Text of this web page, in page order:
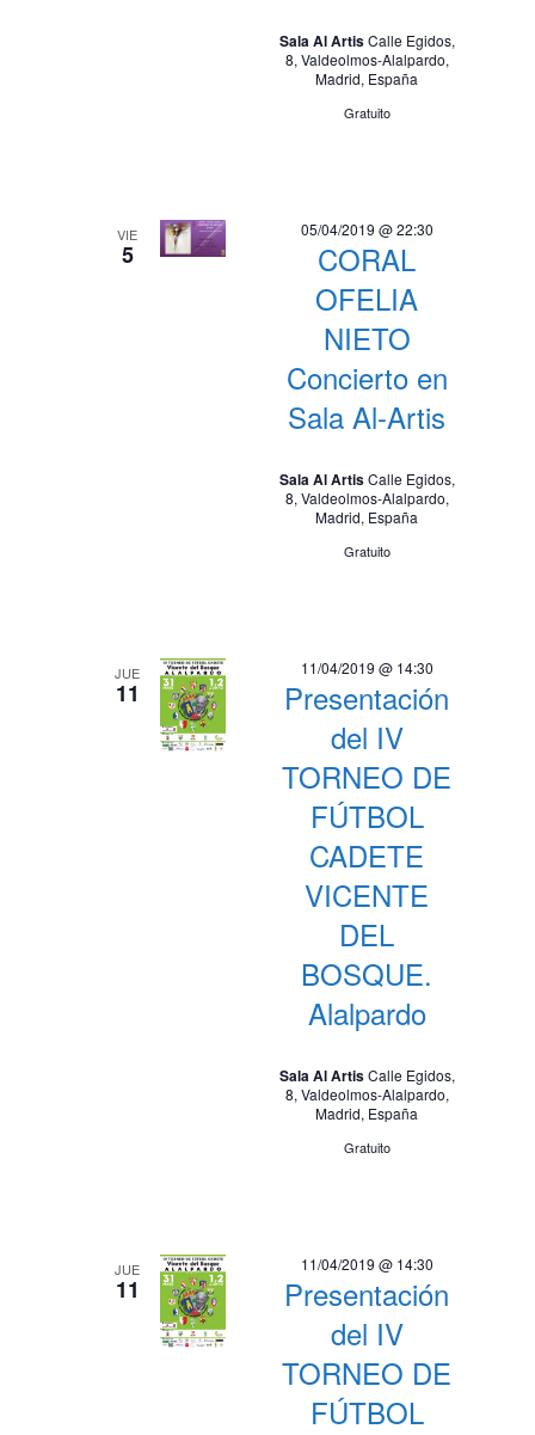
Sala Al ArtisCalle Egidos,
8, Valdeolmos-Alalpardo,
Madrid, España
Gratuito
VIE
5
CORAL
OFELIA
NIETO
Concierto en
Sala Al-Artis
05/04/2019 @ 22:30
Sala Al ArtisCalle Egidos,
8, Valdeolmos-Alalpardo,
Madrid, España
Gratuito
JUE
11
Presentación
del IV
TORNEO DE
FÚTBOL
CADETE
VICENTE
DEL
BOSQUE.
Alalpardo
11/04/2019 @ 14:30
Sala Al ArtisCalle Egidos,
8, Valdeolmos-Alalpardo,
Madrid, España
Gratuito
JUE
11
Presentación
del IV
TORNEO DE
FÚTBOL
11/04/2019 @ 14:30